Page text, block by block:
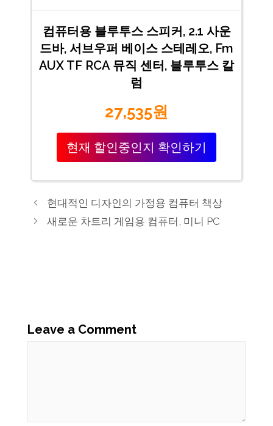
컴퓨터용 블루투스 스피커, 2.1 사운
드바, 서브우퍼 베이스 스테레오, Fm
AUX TF RCA 뮤직 센터, 블루투스 칼
럼
27,535원
현재 할인중인지 확인하기
현대적인 디자인의 가정용 컴퓨터 책상
새로운 차트리 게임용 컴퓨터, 미니 PC
Leave a Comment